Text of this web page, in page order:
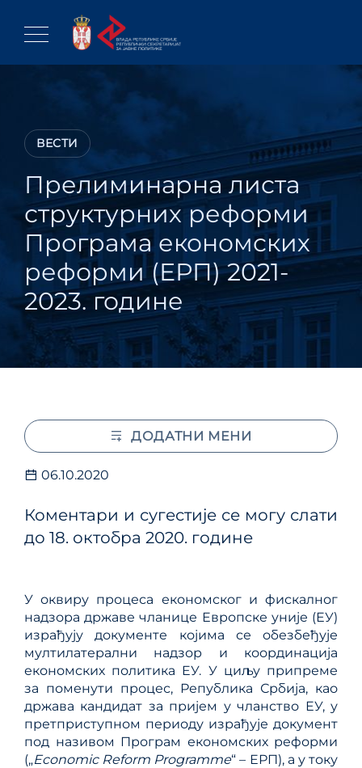
content
ВЕСТИ
Прелиминарна листа
структурних реформи
Програма економских
реформи (ЕРП) 2021-
2023. године
06.10.2020
Коментари и сугестије се могу слати
до 18. октобра 2020. године
У оквиру процеса економског и фискалног
надзора државе чланице Европске уније (ЕУ)
израђују документе којима се обезбеђује
мултилатерални надзор и координација
економских политика EУ. У циљу припреме
за поменути процес, Република Србија, као
држава кандидат за пријем у чланство ЕУ, у
претприступном периоду израђује документ
под називом Програм економских реформи
(„Economic Reform Programme“ – ЕРП), а у току
ДОДАТНИ МЕНИ